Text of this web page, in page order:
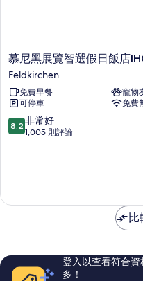
慕
尼
黑
展
覽
智
選
旗
Feldkirchen
慕尼黑展覽智選假日飯店
Feldkirchen
免費早餐
寵物
可停車
免費
8.2
分，
常
評
論
8.2 非常好
1,005 則評論
比
登入以查看符合
多！